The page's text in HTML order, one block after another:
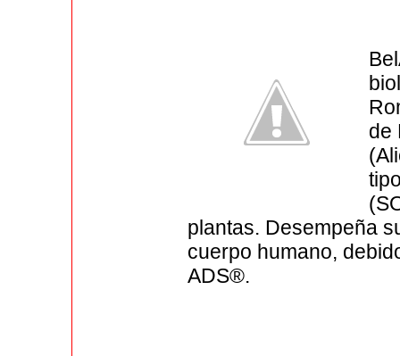
de
plantas. Desempeña
cuerpo humano,
ADS®.